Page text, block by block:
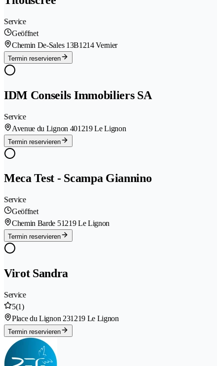
Service
Geöffnet
Chemin De-Sales 13B1214 Vernier
Termin reservieren
IDM Conseils Immobiliers SA
Service
Avenue du Lignon 401219 Le Lignon
Termin reservieren
Meca Test - Scampa Giannino
Service
Geöffnet
Chemin Barde 51219 Le Lignon
Termin reservieren
Virot Sandra
Service
5(1)
Place du Lignon 231219 Le Lignon
Termin reservieren